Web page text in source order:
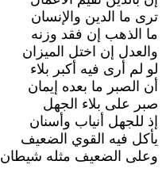
ترى ما الدين والإنسان
ما الذهب إن فقد وزنه
والعدل إن اختل الميزان
لو لم أرى فيه أكبر بلاء
أن الصبر ما بعده إيمان
صبر على بلاء الجهل
إذ للجهل أنياب وأسنان
يأكل فيه القوي الضعيف
وعلى الضعيف مثله شيطان